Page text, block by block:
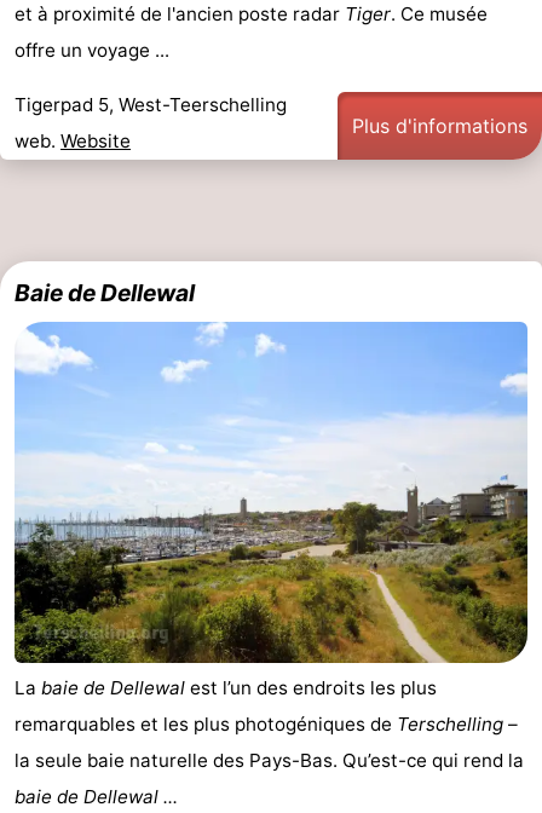
Points
de
vue
Attractions
-
Croisières
-
Terrains
de
jeux
-
Parcours
de
Centres
de
Nature
-
Piscines
-
Faire
du
-
Randonnée
-
Surfen
-
et à proximité de l'ancien poste radar Tiger. Ce musée
offre un voyage ...
Tigerpad 5, West-Teerschelling
web. Website
Plus d'informations
Baie de Dellewal
La baie de Dellewal est l’un des endroits les plus
remarquables et les plus photogéniques de Terschelling –
la seule baie naturelle des Pays-Bas. Qu’est-ce qui rend la
baie de Dellewal ...